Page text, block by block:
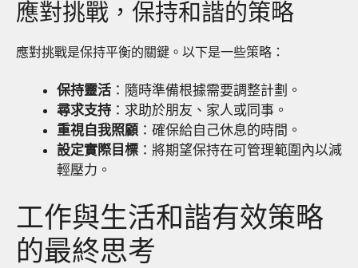
應對挑戰，保持和諧的策略
應對挑戰是保持平衡的關鍵。以下是一些策略：
保持靈活 ：隨時準備根據需要調整計劃。
尋求支持 ：求助於朋友、家人或同事。
重視自我照顧 ：確保給自己休息的時間。
設定實際目標 ：將期望保持在可管理範圍內以減
輕壓力。
工作與生活和諧有效策略
的最終思考